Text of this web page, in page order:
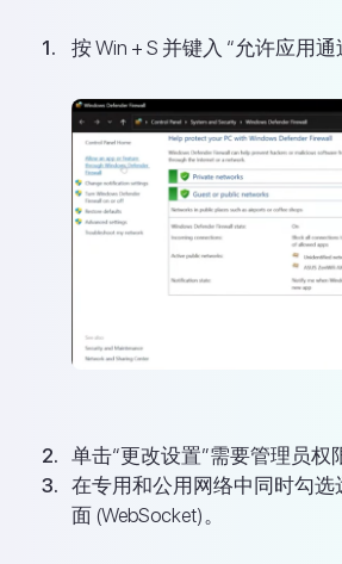
按 Win + S 并键入 “允许应用通
单击“更改设置”需要管理员权
在专用和公用网络中同时勾选
面 (WebSocket)。